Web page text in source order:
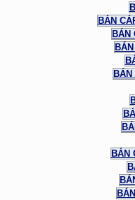
BÁN
BÁN
BÁN
BÁN